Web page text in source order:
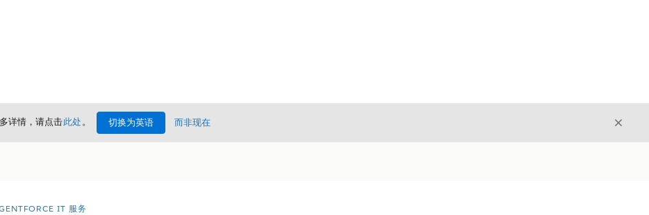
详情，请点击此处。 切换为英语 而非现在 关闭
IT 服务